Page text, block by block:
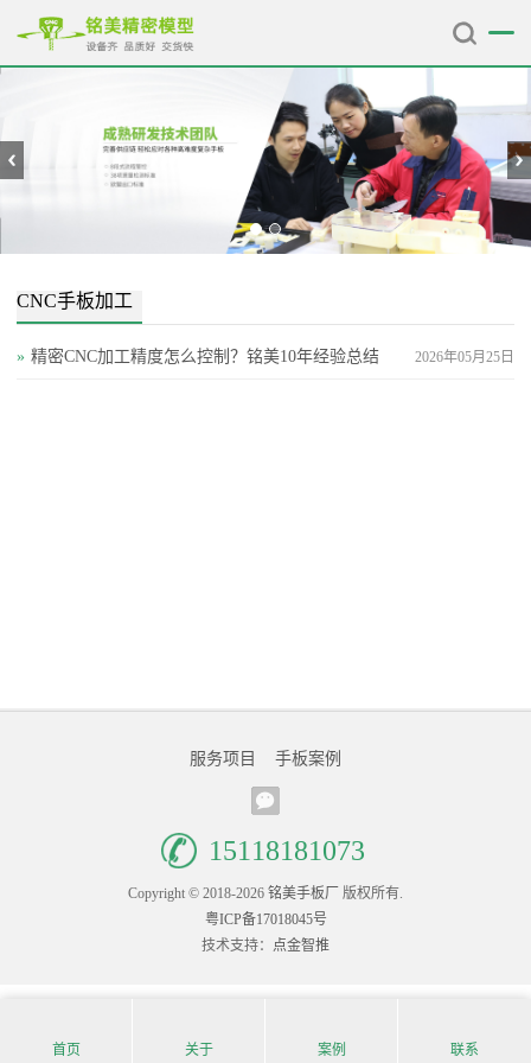
CNC手板加工
2026年05月25日
» 精密CNC加工精度怎么控制？铭美10年经验总结
服务项目 手板案例
15118181073
Copyright © 2018-2026 铭美手板厂
版权所有.
粤ICP备17018045号
技术支持： 点金智推
首页 关于 案例 联系